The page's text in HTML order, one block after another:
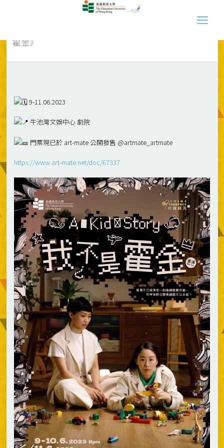
霍金》
9-11.06.2023
牛池灣文娛中心 劇院
門票現已於 art-mate 公開發售 @artmate_artmate
https://www.art-mate.net/doc/67337